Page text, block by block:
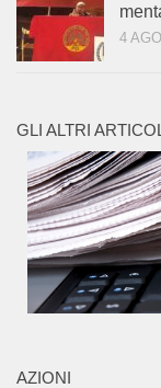
4
GLI ALTRI
AZIONI